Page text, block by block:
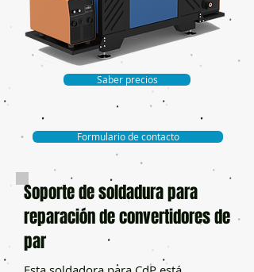
Saber precios
Formulario de contacto
Soporte de soldadura para
reparación de convertidores de
par